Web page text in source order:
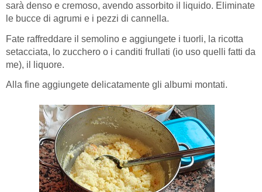
sarà denso e cremoso, avendo assorbito il liquido. Eliminate
le bucce di agrumi e i pezzi di cannella.
Fate raffreddare il semolino e aggiungete i tuorli, la ricotta
setacciata, lo zucchero o i canditi frullati (io uso quelli fatti da
me), il liquore.
Alla fine aggiungete delicatamente gli albumi montati.